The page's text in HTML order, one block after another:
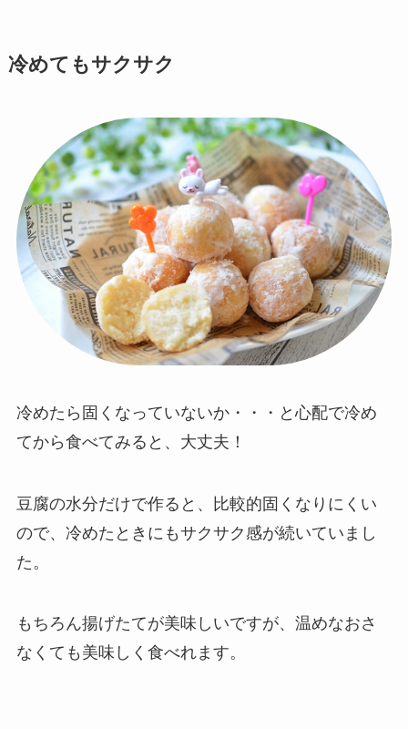
冷めてもサクサク
冷めたら固くなっていないか・・・と心配で冷め
てから食べてみると、大丈夫！
豆腐の水分だけで作ると、比較的固くなりにくい
ので、冷めたときにもサクサク感が続いていまし
た。
もちろん揚げたてが美味しいですが、温めなおさ
なくても美味しく食べれます。